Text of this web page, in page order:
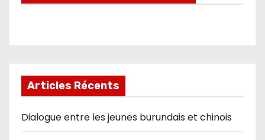
Articles Récents
Dialogue entre les jeunes burundais et chinois